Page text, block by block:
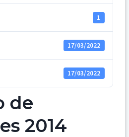
1
17/03/2022
17/03/2022
de
2014